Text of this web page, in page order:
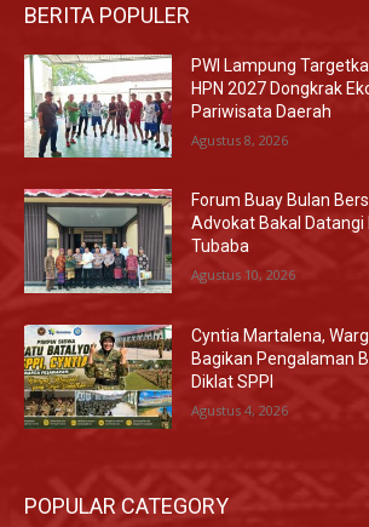
BERITA POPULER
PWI Lampung
HPN 2027 Dongkrak
Pariwisata Daerah
Agustus 8, 2026
Forum Buay Bulan
Advokat Bakal Datangi
Tubaba
Agustus 10, 2026
Cyntia Martalena,
Bagikan Pengalaman
Diklat SPPI
Agustus 4, 2026
POPULAR CATEGORY